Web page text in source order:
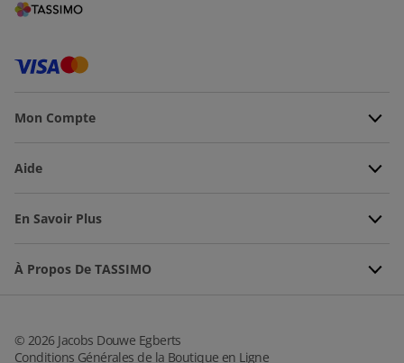
Mon Compte
Aide
En Savoir Plus
À Propos De TASSIMO
© 2026Jacobs Douwe Egberts
Conditions Générales de la Boutique en Ligne